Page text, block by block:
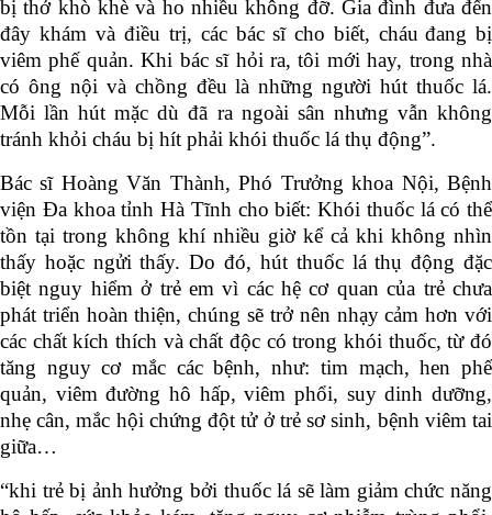
bị thở khò khè và ho nhiều không đỡ. Gia đình đưa đến
đây khám và điều trị, các bác sĩ cho biết, cháu đang bị
viêm phế quản. Khi bác sĩ hỏi ra, tôi mớihay, trong nhà
có ông nội và chồng đều là những người hút thuốc lá.
Mỗi lần hút mặc dù đã ra ngoài sân nhưng vẫn không
tránh khỏi cháu bị hít phải khói thuốc lá thụ động”.
Bác sĩ Hoàng Văn Thành, Phó Trưởng khoa Nội, Bệnh
viện Đa khoa tỉnh Hà Tĩnh cho biết: Khói thuốc lá có thể
tồn tại trong không khí nhiều giờ kể cả khi không nhìn
thấy hoặc ngửi thấy. Do đó, hút thuốc lá thụ động đặc
biệt nguy hiểm ở trẻ em vì các hệ cơ quan của trẻ chưa
phát triển hoàn thiện, chúng sẽ trở nên nhạy cảm hơn với
các chất kích thích và chất độc có trong khói thuốc, từ đó
tăng nguy cơ mắc các bệnh, như: tim mạch, hen phế
quản, viêm đường hô hấp, viêm phổi, suy dinh dưỡng,
nhẹ cân, mắc hội chứng đột tử ở trẻ sơ sinh, bệnh viêm tai
giữa…
“khi trẻ bị ảnh hưởng bởi thuốc lá sẽ làm giảm chức năng